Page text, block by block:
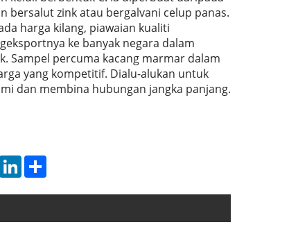
bersalut zink atau bergalvani celup panas.
harga kilang, piawaian kualiti
ke banyak negara dalam
Sampel percuma kacang marmar dalam
yang kompetitif. Dialu-alukan untuk
dan membina hubungan jangka panjang.
LinkedInShare